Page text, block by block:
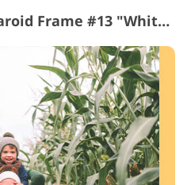
Photoshop Action Polaroid Frame #13 "White Frame 40 px"